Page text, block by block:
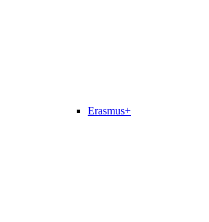
Erasmus+